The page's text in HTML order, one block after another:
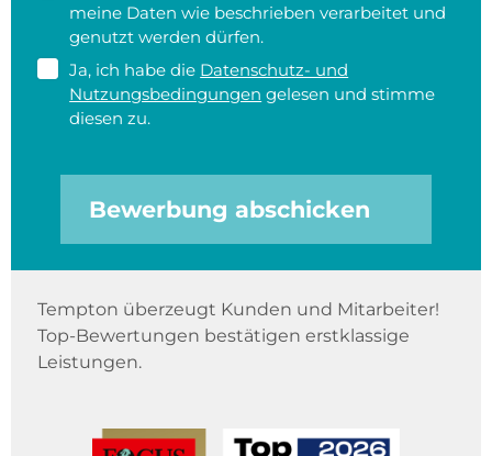
meine Daten wie beschrieben verarbeitet und
genutzt werden dürfen.
Ja, ich habe die Datenschutz- und
Nutzungsbedingungen gelesen und stimme
diesen zu.
Bewerbung abschicken
Tempton überzeugt Kunden und Mitarbeiter!
Top-Bewertungen bestätigen erstklassige
Leistungen.